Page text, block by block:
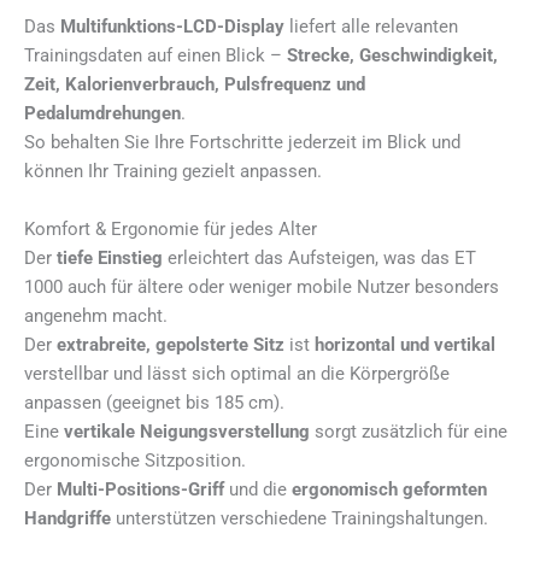
Das Multifunktions-LCD-Display liefert alle relevanten
Trainingsdaten auf einen Blick – Strecke, Geschwindigkeit,
Zeit, Kalorienverbrauch, Pulsfrequenz und
Pedalumdrehungen.
So behalten Sie Ihre Fortschritte jederzeit im Blick und
können Ihr Training gezielt anpassen.
Komfort & Ergonomie für jedes Alter
Der tiefe Einstieg erleichtert das Aufsteigen, was das ET
1000 auch für ältere oder weniger mobile Nutzer besonders
angenehm macht.
Der extrabreite, gepolsterte Sitz ist horizontal und vertikal
verstellbar und lässt sich optimal an die Körpergröße
anpassen (geeignet bis 185 cm).
Eine vertikale Neigungsverstellung sorgt zusätzlich für eine
ergonomische Sitzposition.
Der Multi-Positions-Griffund die ergonomisch geformten
Handgriffe unterstützen verschiedene Trainingshaltungen.